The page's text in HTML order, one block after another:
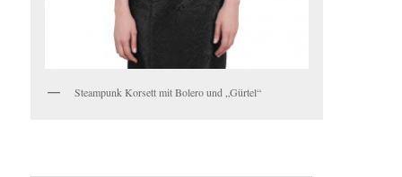
Steampunk Korsett mit Bolero und „Gürtel“